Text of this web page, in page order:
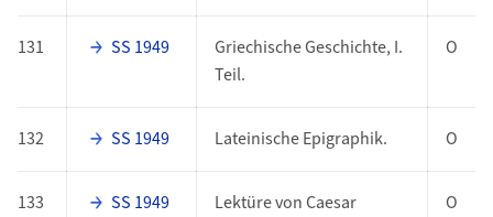
131 SS 1949
Griechische Geschichte, I.
Teil.
O
132 SS 1949 Lateinische Epigraphik. O
133 SS 1949
Lektüre von Caesar
O